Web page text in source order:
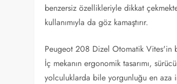
benzersiz özellikleriyle dikkat
kullanımıyla da göz kamaştırır.
Peugeot 208 Dizel Otomatik Vites'in
İç mekanın ergonomik tasarımı,
yolculuklarda bile yorgunluğu en aza